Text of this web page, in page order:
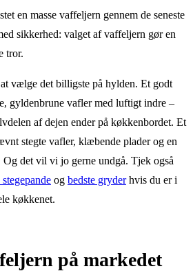
en masse vaffeljern gennem de seneste
sikkerhed: valget af vaffeljern gør en
tror.
vælge det billigste på hylden. Et godt
gyldenbrune vafler med luftigt indre –
af dejen ender på køkkenbordet. Et
stegte vafler, klæbende plader og en
Og det vil vi jo gerne undgå. Tjek også
stegepande og bedste gryderhvis du er i
køkkenet.
på markedet